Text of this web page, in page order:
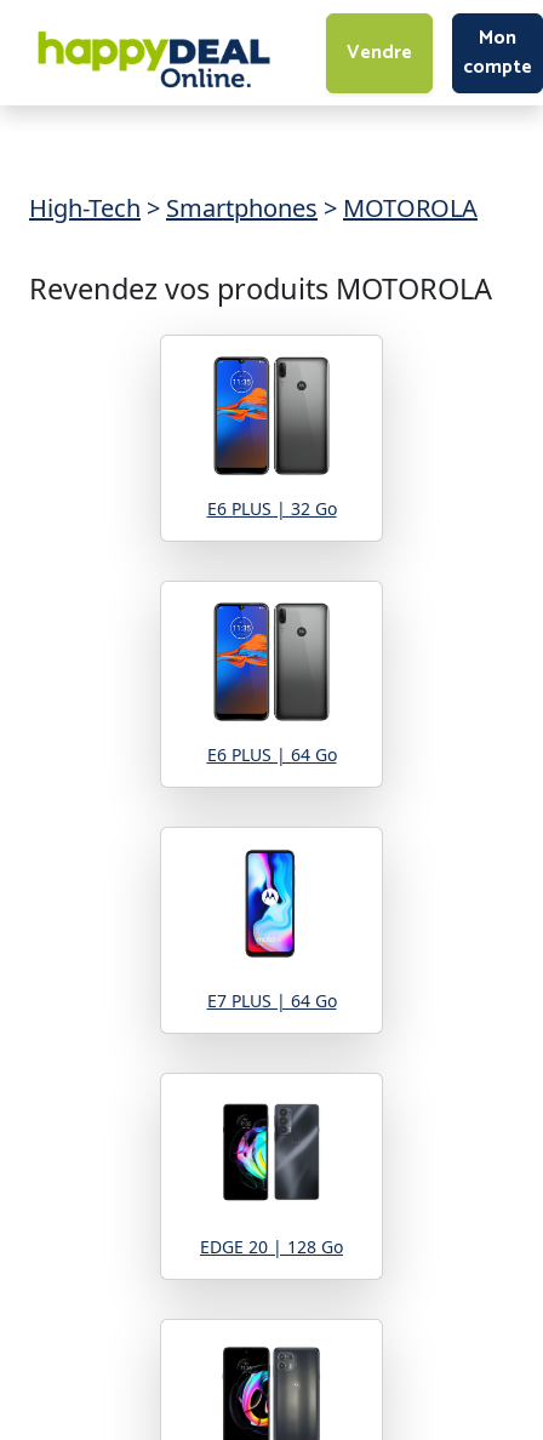
Vendre
Mon
compte
High-Tech > Smartphones > MOTOROLA
Revendez vos produits MOTOROLA
E6 PLUS | 32 Go
E6 PLUS | 64 Go
E7 PLUS | 64 Go
EDGE 20 | 128 Go